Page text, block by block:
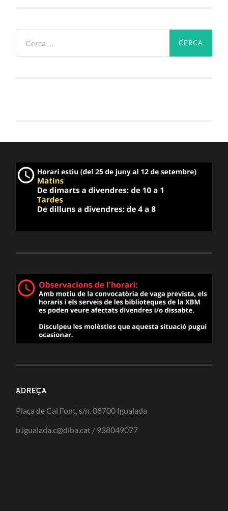
ADREÇA
Plaça de Cal Font, s/n. 08700 Igualada
b.igualada.c@diba.cat / 938049077